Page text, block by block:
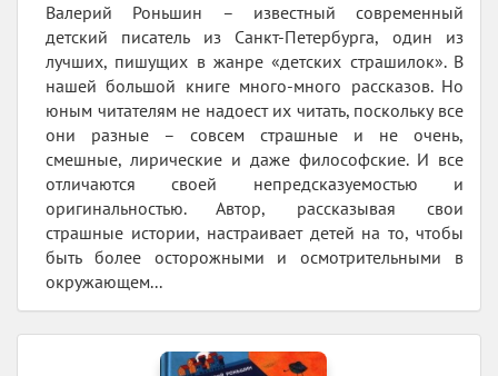
Валерий Роньшин – известный современный
детский писатель из Санкт-Петербурга, один из
лучших, пишущих в жанре «детских страшилок». В
нашей большой книге много-много рассказов. Но
юным читателям не надоест их читать, поскольку все
они разные – совсем страшные и не очень,
смешные, лирические и даже философские. И все
отличаются своей непредсказуемостью и
оригинальностью. Автор, рассказывая свои
страшные истории, настраивает детей на то, чтобы
быть более осторожными и осмотрительными в
окружающем...